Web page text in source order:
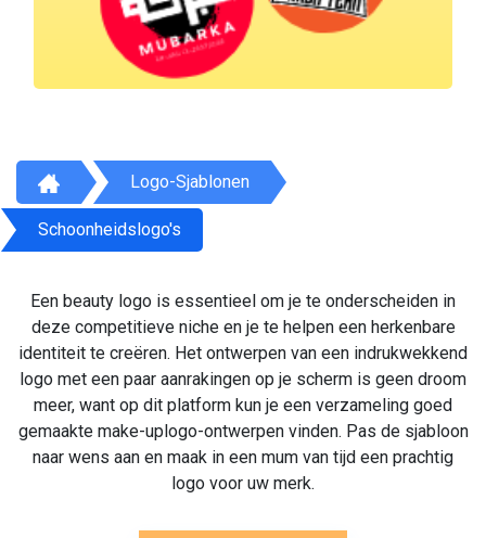
Logo-Sjablonen
Schoonheidslogo's
Een beauty logo is essentieel om je te onderscheiden in
deze competitieve niche en je te helpen een herkenbare
identiteit te creëren. Het ontwerpen van een indrukwekkend
logo met een paar aanrakingen op je scherm is geen droom
meer, want op dit platform kun je een verzameling goed
gemaakte make-uplogo-ontwerpen vinden. Pas de sjabloon
naar wens aan en maak in een mum van tijd een prachtig
logo voor uw merk.